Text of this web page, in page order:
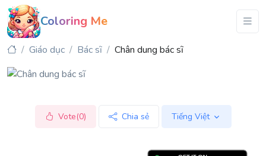
Coloring Me
Giáo dục Bác sĩ Chân dung bác sĩ
Vote(0) Chia sẻ Tiếng Việt